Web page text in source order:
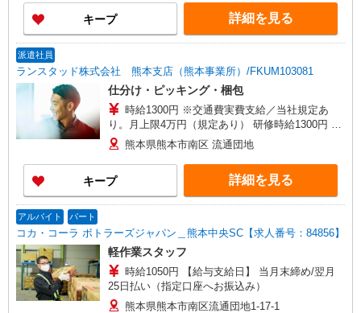
キープ 詳細を見る
派遣社員
ランスタッド株式会社 熊本支店（熊本事業所）/FKUM103081
仕分け・ピッキング・梱包
時給1300円 ※交通費実費支給／当社規定あ
り。月上限4万円（規定あり） 研修時給1300円 ※
就業開始後は先輩社員についてOJT研修がありま
す
熊本県熊本市南区 流通団地
キープ 詳細を見る
アルバイト パート
コカ・コーラ ボトラーズジャパン＿熊本中央SC【求人番号：84856】
軽作業スタッフ
時給1050円 【給与支給日】 当月末締め/翌月
25日払い（指定口座へお振込み）
熊本県熊本市南区流通団地1-17-1